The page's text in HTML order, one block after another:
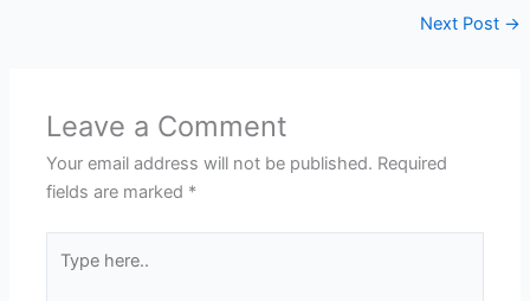
Next Post →
Leave a Comment
Your email address will not be published. Required
fields are marked *
here..